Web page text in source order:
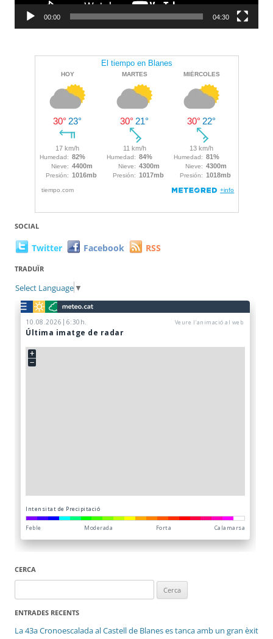
00:00 04:30
SOCIAL
Twitter Facebook RSS
TRADUÏR
Select Language ▼
CERCA
ENTRADES RECENTS
La 43a Cronoescalada al Castell de Blanes es tanca amb un gran èxit